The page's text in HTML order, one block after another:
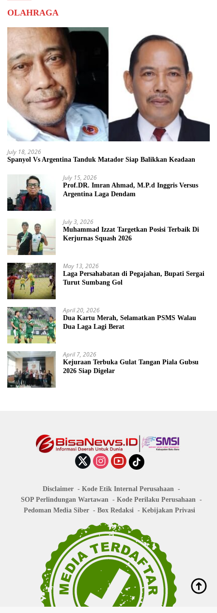
OLAHRAGA
July 18, 2026
Spanyol Vs Argentina Tanduk Matador Siap Balikkan Keadaan
July 15, 2026
Prof.DR. Imran Ahmad, M.P.d Inggris Versus
Argentina Laga Dendam
July 3, 2026
Muhammad Izzat Targetkan Posisi Terbaik Di
Kerjurnas Squash 2026
May 13, 2026
Laga Persahabatan di Pegajahan, Bupati Sergai
Turut Sumbang Gol
April 20, 2026
Dua Kartu Merah, Selamatkan PSMS Walau
Dua Laga Lagi Berat
April 7, 2026
Kejuraan Terbuka Gulat Tangan Piala Gubsu
2026 Siap Digelar
Disclaimer
Kode Etik Internal Perusahaan
SOP Perlindungan Wartawan
Kode Perilaku Perusahaan
Pedoman Media Siber
Box Redaksi Kebijakan Privasi